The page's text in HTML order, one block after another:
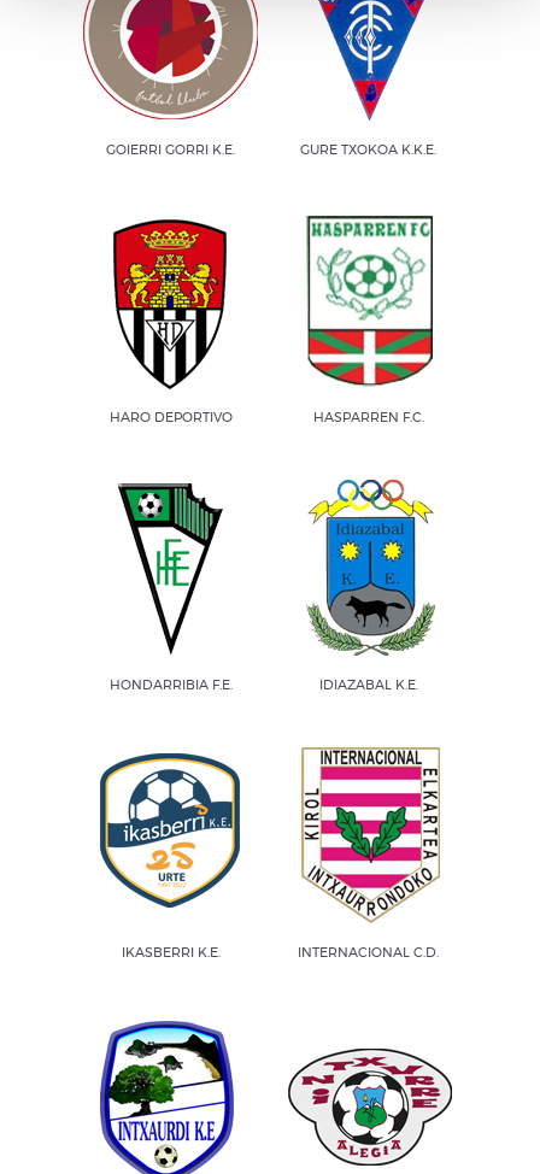
GOIERRI GORRI K.E. GURE TXOKOA K.K.E.
HARO DEPORTIVO HASPARREN F.C.
HONDARRIBIA F.E. IDIAZABAL K.E.
IKASBERRI K.E. INTERNACIONAL C.D.